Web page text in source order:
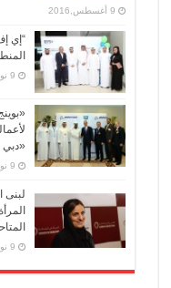
9 أغسطس,2016
“إي
9 نوفمبر,2015
«دبي
9 نوفمبر,2015
9 نوفمبر,2015